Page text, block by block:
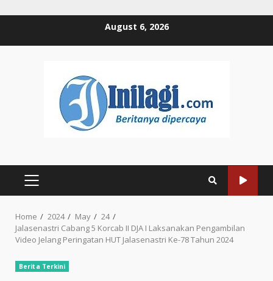
August 6, 2026
PRIMARY
Home 2024 May
24
Jalasenastri Cabang 5 Korcab II DJA I Laksanakan Pengambilan
Video Jelang Peringatan HUT Jalasenastri Ke-78 Tahun 2024
Berita Terkini